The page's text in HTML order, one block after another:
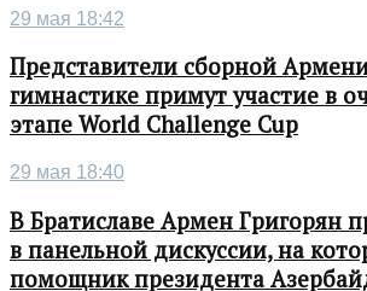
29 мая 18:42
Представители сборной
гимнастике примут участие в
этапе World Challenge Cup
29 мая 18:40
В Братиславе Армен Григорян
в панельной дискуссии, на
помощник президента